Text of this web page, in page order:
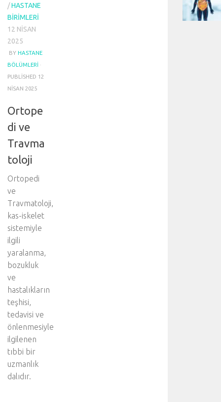
/HASTANE
BIRIMLERI
12 NISAN
2025
BY HASTANE
BÖLÜMLERI ·
PUBLISHED 12
NISAN 2025
Ortope
di ve
Travma
toloji
Ortopedi
ve
Travmatoloji,
kas-iskelet
sistemiyle
ilgili
yaralanma,
bozukluk
ve
hastalıkların
teşhisi,
tedavisi ve
önlenmesiyle
ilgilenen
tıbbi bir
uzmanlık
dalıdır.